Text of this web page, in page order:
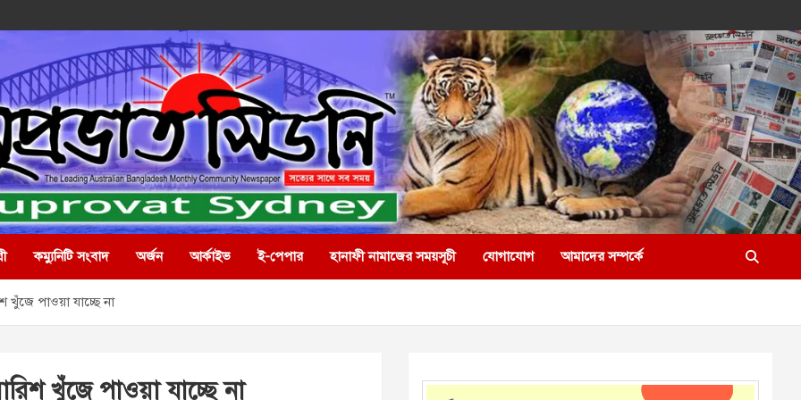
কম্যুনিটি সংবাদ অর্জন আর্কাইভ ই-পেপার হানাফী নামাজের সময়সূচী যোগাযোগ আমাদের সম্পর্কে
পাওয়া যাচ্ছে না
খুঁজে পাওয়া যাচ্ছে না